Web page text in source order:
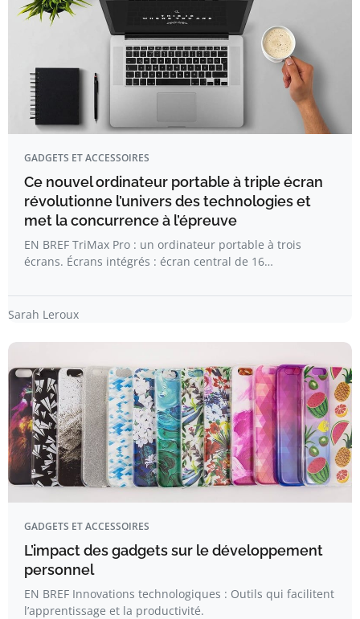
GADGETS ET ACCESSOIRES
Ce nouvel ordinateur portable à triple écran
révolutionne l’univers des technologies et
met la concurrence à l’épreuve
EN BREF TriMax Pro : un ordinateur portable à trois
écrans. Écrans intégrés : écran central de 16…
Sarah Leroux
GADGETS ET ACCESSOIRES
L’impact des gadgets sur le développement
personnel
EN BREF Innovations technologiques : Outils qui facilitent
l’apprentissage et la productivité.